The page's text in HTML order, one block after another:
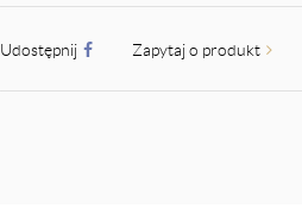
Udostępnij Zapytaj o produkt